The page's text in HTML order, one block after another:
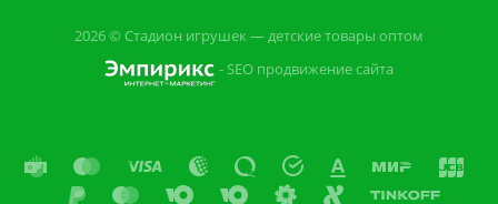
2026 © Стадион игрушек — детские товары оптом
- SEO продвижение сайта